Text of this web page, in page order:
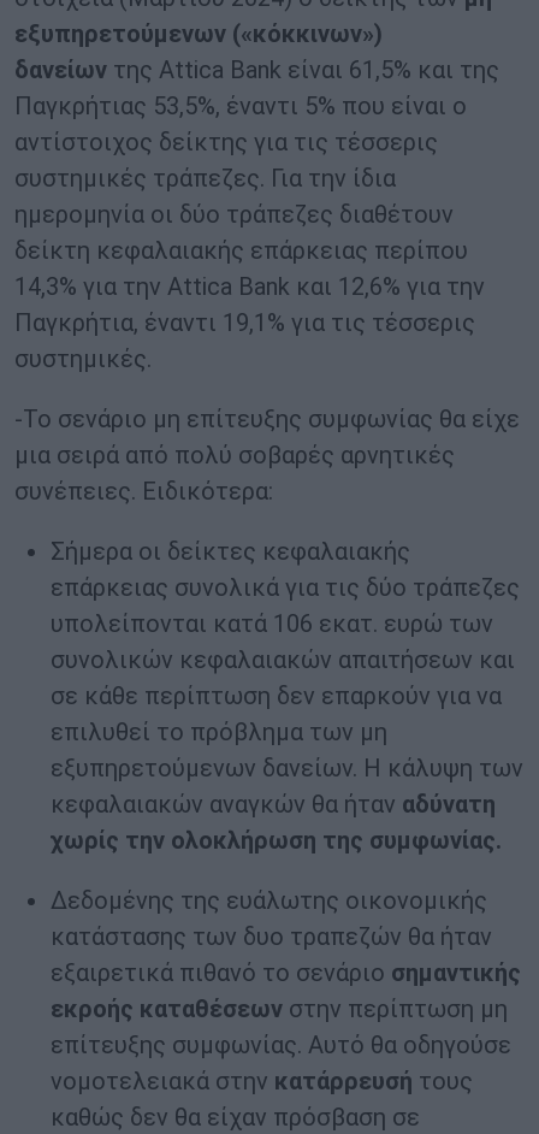
εξυπηρετούμενων («κόκκινων»)
δανείων της Attica Bank είναι 61,5% και της
Παγκρήτιας 53,5%, έναντι 5% που είναι ο
αντίστοιχος δείκτης για τις τέσσερις
συστημικές τράπεζες. Για την ίδια
ημερομηνία οι δύο τράπεζες διαθέτουν
δείκτη κεφαλαιακής επάρκειας περίπου
14,3% για την Attica Bank και 12,6% για την
Παγκρήτια, έναντι 19,1% για τις τέσσερις
συστημικές.
-Το σενάριο μη επίτευξης συμφωνίας θα είχε
μια σειρά από πολύ σοβαρές αρνητικές
συνέπειες. Ειδικότερα:
Σήμερα οι δείκτες κεφαλαιακής
επάρκειας συνολικά για τις δύο τράπεζες
υπολείπονται κατά 106 εκατ. ευρώ των
συνολικών κεφαλαιακών απαιτήσεων και
σε κάθε περίπτωση δεν επαρκούν για να
επιλυθεί το πρόβλημα των μη
εξυπηρετούμενων δανείων. Η κάλυψη των
κεφαλαιακών αναγκών θα ήταν αδύνατη
χωρίς την ολοκλήρωση της συμφωνίας.
Δεδομένης της ευάλωτης οικονομικής
κατάστασης των δυο τραπεζών θα ήταν
εξαιρετικά πιθανό το σενάριο σημαντικής
εκροής καταθέσεων στην περίπτωση μη
επίτευξης συμφωνίας. Αυτό θα οδηγούσε
νομοτελειακά στην κατάρρευσή τους
καθώς δεν θα είχαν πρόσβαση σε